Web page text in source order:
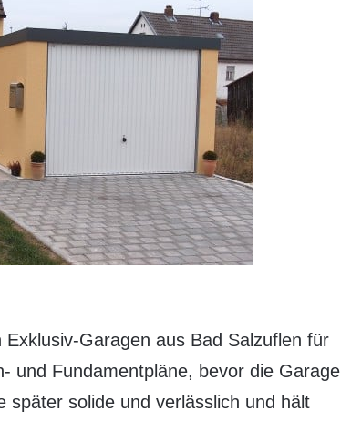
Garagen aus Bad Salzuflen für
und Fundamentpläne, bevor die Garage
später solide und verlässlich und hält